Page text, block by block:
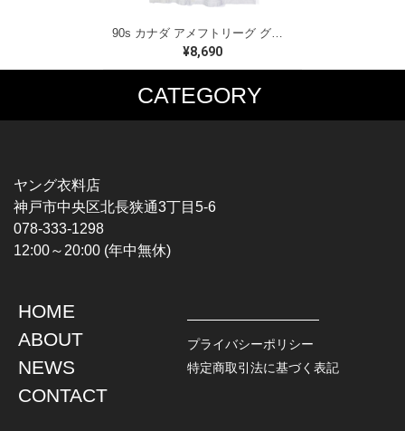
90s カナダ アメフトリーグ グレイカップ カナダ製 ヴィンテージ Tシャツ ビッグプリント シングルステッチ ホワイト WINNIPEG '91 サイズXL 古着 BZ0545
¥8,690
CATEGORY
MUSIC TEE
HARDCORE / PUNK
PROGLESSIVE ROCK
POPS
SOUL / R&B
T-SHIRTS
CHAMPION
TOPS
L / S SHIRT
S / S SHIRT
HAWAIIAN SHIRT
JACKET
DENIM
LEATHER
ヤング衣料店
神戸市中央区北長狭通3丁目5-6
078-333-1298
12:00～20:00 (年中無休)
HOME
ABOUT
NEWS
CONTACT
プライバシーポリシー
特定商取引法に基づく表記